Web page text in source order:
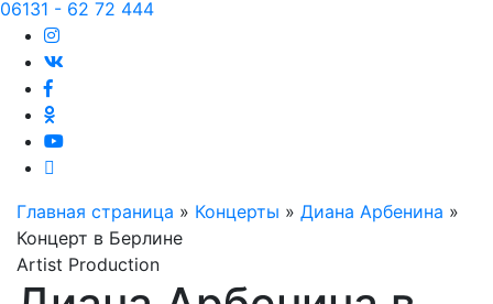
06131 - 62 72 444
Главная страница » Концерты » Диана Арбенина »
Концерт в Берлине
Artist Production